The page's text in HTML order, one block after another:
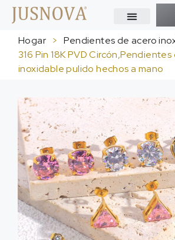
Hogar > Pendientes de acero
316 Pin 18K PVD
inoxidable pulido hechos a mano